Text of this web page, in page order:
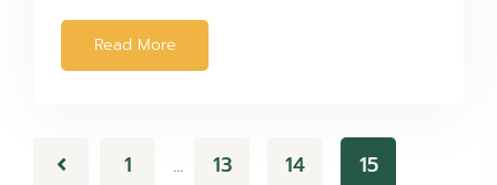
Read More
1 … 13 14 15